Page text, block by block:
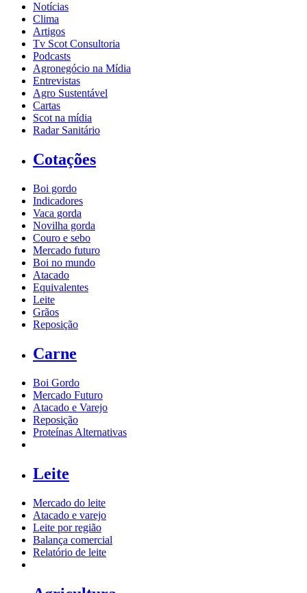
Notícias
Clima
Artigos
Tv Scot Consultoria
Podcasts
Agronegócio na Mídia
Entrevistas
Agro Sustentável
Cartas
Scot na mídia
Radar Sanitário
Cotações
Boi gordo
Indicadores
Vaca gorda
Novilha gorda
Couro e sebo
Mercado futuro
Boi no mundo
Atacado
Equivalentes
Leite
Grãos
Reposição
Carne
Boi Gordo
Mercado Futuro
Atacado e Varejo
Reposição
Proteínas Alternativas
Leite
Mercado do leite
Atacado e varejo
Leite por região
Balança comercial
Relatório de leite